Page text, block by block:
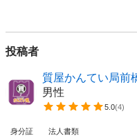
投稿者
質屋かんてい局前
男性
5.0(4)
身分証 法人書類